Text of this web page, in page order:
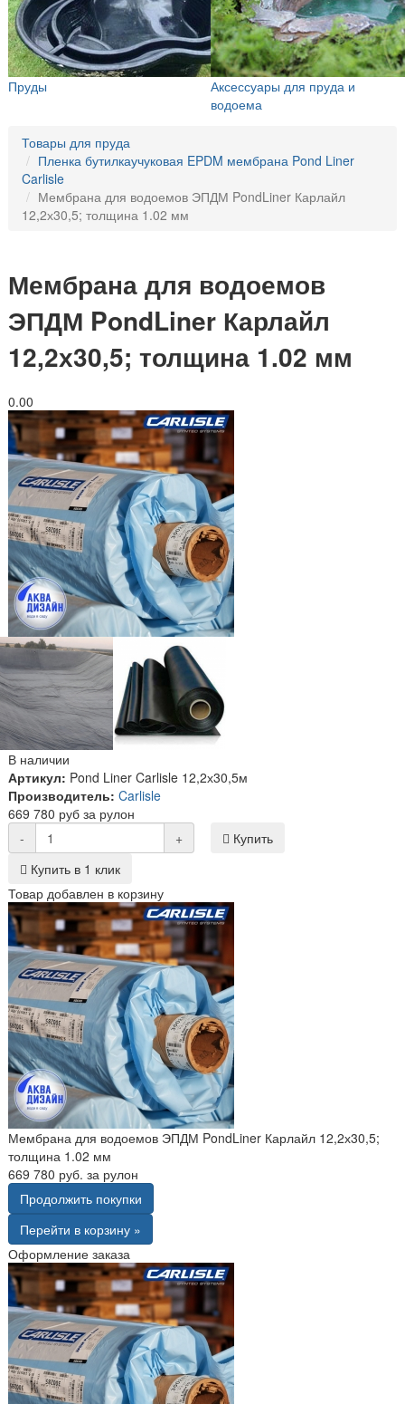
Пруды
Аксессуары для пруда и
водоема
Товары для пруда
Пленка бутилкаучуковая EPDM мембрана Pond Liner
Carlisle
Мембрана для водоемов ЭПДМ PondLiner Карлайл
12,2х30,5; толщина 1.02 мм
Мембрана для водоемов
ЭПДМ PondLiner Карлайл
12,2х30,5; толщина 1.02 мм
0.00
В наличии
Артикул: Pond Liner Carlisle 12,2х30,5м
Производитель: Carlisle
669 780 руб за рулон
-
+
Купить
Купить в 1 клик
Товар добавлен в корзину
Мембрана для водоемов ЭПДМ PondLiner Карлайл 12,2х30,5;
толщина 1.02 мм
669 780 руб. за рулон
Продолжить покупки
Перейти в корзину »
Оформление заказа